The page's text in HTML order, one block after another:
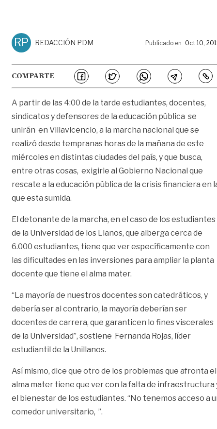
RP REDACCIÓN PDM Publicado en Oct 10,
COMPARTE
A partir de las 4:00 de la tarde estudiantes, docentes,
sindicatos y defensores de la educación pública se
unirán en Villavicencio, a la marcha nacional que se
realizó desde tempranas horas de la mañana de este
miércoles en distintas ciudades del país, y que busca,
entre otras cosas, exigirle al Gobierno Nacional que
rescate a la educación pública de la crisis financiera en
que esta sumida.
El detonante de la marcha, en el caso de los estudiantes
de la Universidad de los Llanos, que alberga cerca de
6.000 estudiantes, tiene que ver específicamente con
las dificultades en las inversiones para ampliar la planta
docente que tiene el alma mater.
“La mayoría de nuestros docentes son catedráticos, y
debería ser al contrario, la mayoría deberían ser
docentes de carrera, que garanticen lo fines viscerales
de la Universidad”, sostiene Fernanda Rojas, líder
estudiantil de la Unillanos.
Así mismo, dice que otro de los problemas que afronta el
alma mater tiene que ver con la falta de infraestructura
el bienestar de los estudiantes. “No tenemos acceso a
comedor universitario, ”.